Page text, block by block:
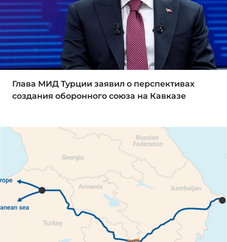
Глава МИД Турции заявил о перспективах
создания оборонного союза на Кавказе